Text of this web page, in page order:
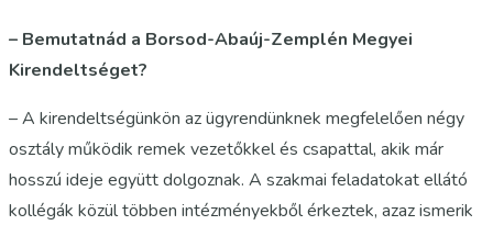
– Bemutatnád a Borsod-Abaúj-Zemplén Megyei
Kirendeltséget?
– A kirendeltségünkön az ügyrendünknek megfelelően négy
osztály működik remek vezetőkkel és csapattal, akik már
hosszú ideje együtt dolgoznak. A szakmai feladatokat ellátó
kollégák közül többen intézményekből érkeztek, azaz ismerik